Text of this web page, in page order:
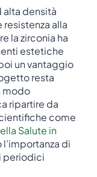
alta densità
alla
la zirconia ha
estetiche
un vantaggio
resta
modo
ripartire da
come
Salute in
di
periodici